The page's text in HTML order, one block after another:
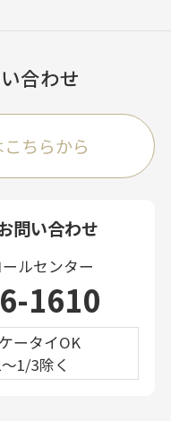
合わせ
ちらから
問い合わせ
ルセンター
1610
ータイOK
1/3除く